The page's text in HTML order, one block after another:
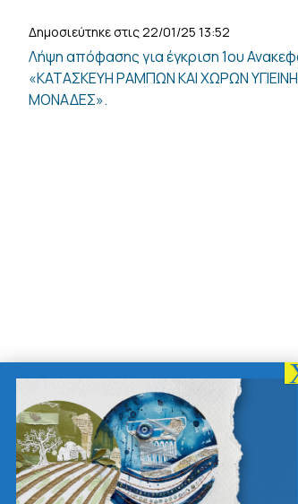
Δημοσιεύτηκε στις 22/01/25 13:52
Λήψη απόφασης για έγκριση 1ου
«ΚΑΤΑΣΚΕΥΗ ΡΑΜΠΩΝ ΚΑΙ ΧΩΡΩΝ
ΜΟΝΑΔΕΣ».